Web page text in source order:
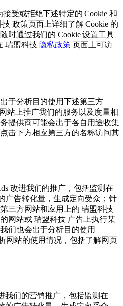
受或拒绝下述特定的 Cookie 和
政策页面上详细了解 Cookie 的
时通过我们的 Cookie 设置工具
瑞盟科技 隐私政策 页面上可访
于分析目的使用下述第三方
站上推广我们的服务以及度量相
提供商可能会出于各自用途收集
击下方相应第三方的名称访问其
改进我们的推广，包括监测在
广告转化量，生成定向受众；针
三方网站和应用上的 瑞盟科技
网站或 瑞盟科技 广告上执行某
们也会出于分析目的使用
网站的使用情况，包括了解网页
我们的营销推广，包括监测在